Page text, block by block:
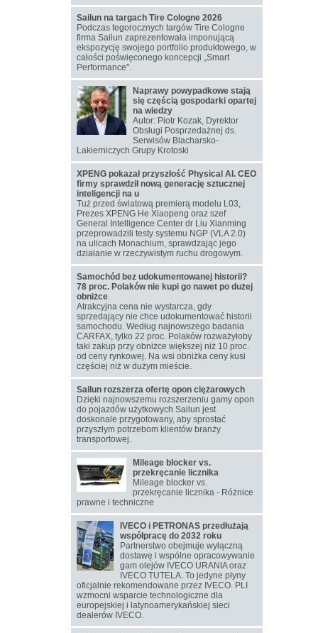
Sailun na targach Tire Cologne 2026
Podczas tegorocznych targów Tire Cologne
firma Sailun zaprezentowała imponującą
ekspozycję swojego portfolio produktowego, w
całości poświęconego koncepcji „Smart
Performance".
Naprawy powypadkowe stają
się częścią gospodarki opartej
na wiedzy
Autor: Piotr Kozak, Dyrektor
Obsługi Posprzedażnej ds.
Serwisów Blacharsko-
Lakierniczych Grupy Krotoski
XPENG pokazał przyszłość Physical AI. CEO
firmy sprawdził nową generację sztucznej
inteligencji na u
Tuż przed światową premierą modelu L03,
Prezes XPENG He Xiaopeng oraz szef
General Intelligence Center dr Liu Xianming
przeprowadzili testy systemu NGP (VLA 2.0)
na ulicach Monachium, sprawdzając jego
działanie w rzeczywistym ruchu drogowym.
Samochód bez udokumentowanej historii?
78 proc. Polaków nie kupi go nawet po dużej
obniżce
Atrakcyjna cena nie wystarcza, gdy
sprzedający nie chce udokumentować historii
samochodu. Według najnowszego badania
CARFAX, tylko 22 proc. Polaków rozważyłoby
taki zakup przy obniżce większej niż 10 proc.
od ceny rynkowej. Na wsi obniżka ceny kusi
częściej niż w dużym mieście.
Sailun rozszerza ofertę opon ciężarowych
Dzięki najnowszemu rozszerzeniu gamy opon
do pojazdów użytkowych Sailun jest
doskonale przygotowany, aby sprostać
przyszłym potrzebom klientów branży
transportowej.
Mileage blocker vs.
przekręcanie licznika
Mileage blocker vs.
przekręcanie licznika - Różnice
prawne i techniczne
IVECO i PETRONAS przedłużają
współpracę do 2032 roku
Partnerstwo obejmuje wyłączną
dostawę i wspólne opracowywanie
gam olejów IVECO URANIA oraz
IVECO TUTELA. To jedyne płyny
oficjalnie rekomendowane przez IVECO. PLI
wzmocni wsparcie technologiczne dla
europejskiej i latynoamerykańskiej sieci
dealerów IVECO.